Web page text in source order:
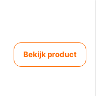
Bekijk product